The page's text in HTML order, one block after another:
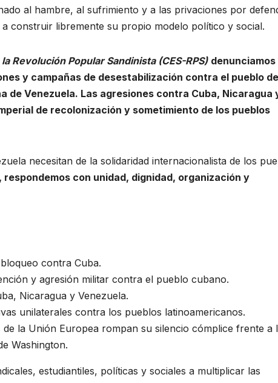
al hambre, al sufrimiento y a las privaciones por
construir libremente su propio modelo político y social.
Revolución Popular Sandinista (CES-RPS) denunciamos
y campañas de desestabilización contra el pueblo de
de Venezuela. Las agresiones contra Cuba, Nicaragua
de recolonización y sometimiento de los pueblos
necesitan de la solidaridad internacionalista de los
con unidad, dignidad, organización y
contra Cuba.
y agresión militar contra el pueblo cubano.
Nicaragua y Venezuela.
unilaterales contra los pueblos latinoamericanos.
la Unión Europea rompan su silencio cómplice frente a
Washington.
estudiantiles, políticas y sociales a multiplicar las